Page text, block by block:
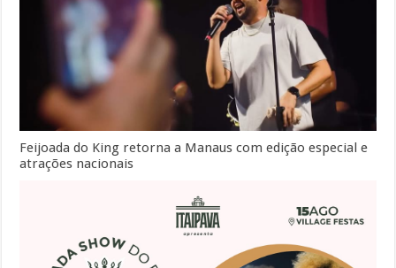
Feijoada do King retorna a Manaus com edição especial e
atrações nacionais